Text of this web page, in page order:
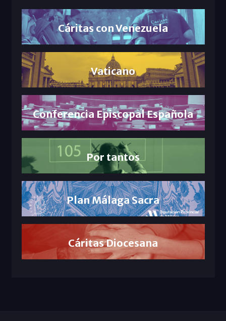
Cáritas con Venezuela
Vaticano
Conferencia Episcopal Española
Por tantos
Plan Málaga Sacra
Cáritas Diocesana